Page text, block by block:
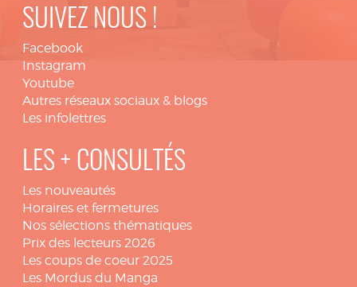
SUIVEZ NOUS !
Facebook
Instagram
Youtube
Autres réseaux sociaux & blogs
Les infolettres
LES + CONSULTÉS
Les nouveautés
Horaires et fermetures
Nos sélections thématiques
Prix des lecteurs 2026
Les coups de coeur 2025
Les Mordus du Manga